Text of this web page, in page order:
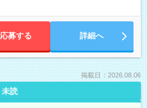
応募する 詳細へ
掲載日：2026.08.06
未読